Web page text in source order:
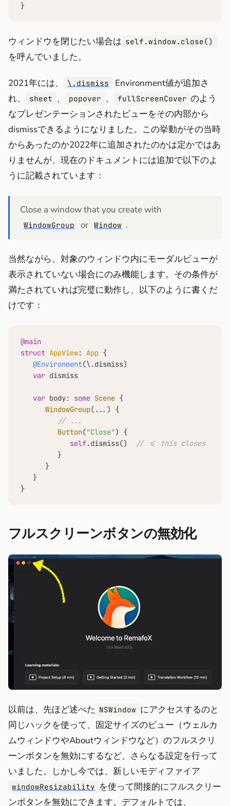
}
ウィンドウを閉じたい場合は self.window.close()
を呼んでいました。
2021年には、 \.dismiss
Environment値が追加さ
れ、
sheet 、 popover 、 fullScreenCover のよう
なプレゼンテーションされたビューをその内部から
dismissできるようになりました。この挙動がその当時
からあったのか2022年に追加されたのかは定かではあ
りませんが、現在のドキュメントには追加で以下のよ
うに記載されています：
Close a window that you create with
WindowGroup or Window .
当然ながら、対象のウィンドウ内にモーダルビューが
表示されていない場合にのみ機能します。その条件が
満たされていれば完璧に動作し、以下のように書くだ
けです：
@main
struct AppView: App {
@Environment(\.dismiss)
var dismiss
var body: some Scene {
WindowGroup( ... ) {
// ...
Button("Close") {
self.dismiss()
// <= this closes the
         }
      }
   }
}
フルスクリーンボタンの無効化
以前は、先ほど述べた NSWindow にアクセスするのと
同じハックを使って、固定サイズのビュー（ウェルカ
ムウィンドウやAboutウィンドウなど）のフルスクリ
ーンボタンを無効にするなど、さらなる設定を行って
いました。しかし今では、新しいモディファイア
windowResizability を使って間接的にフルスクリー
ンボタンを無効にできます。デフォルトでは、